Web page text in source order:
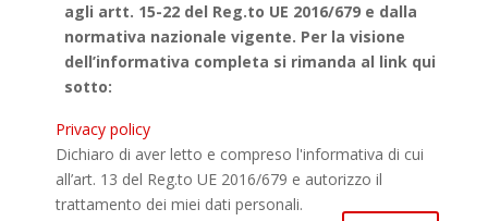
agli artt. 15-22 del Reg.to UE 2016/679 e dalla
normativa nazionale vigente. Per la visione
dell’informativa completa si rimanda al link qui
sotto:
Privacy policy
Dichiaro di aver letto e compreso l'informativa di cui
all’art. 13 del Reg.to UE 2016/679 e autorizzo il
trattamento dei miei dati personali.